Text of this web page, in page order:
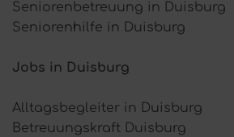
Seniorenbetreuung in Duisburg
Seniorenhilfe in Duisburg
Jobs in Duisburg
Alltagsbegleiter in Duisburg
Betreuungskraft Duisburg